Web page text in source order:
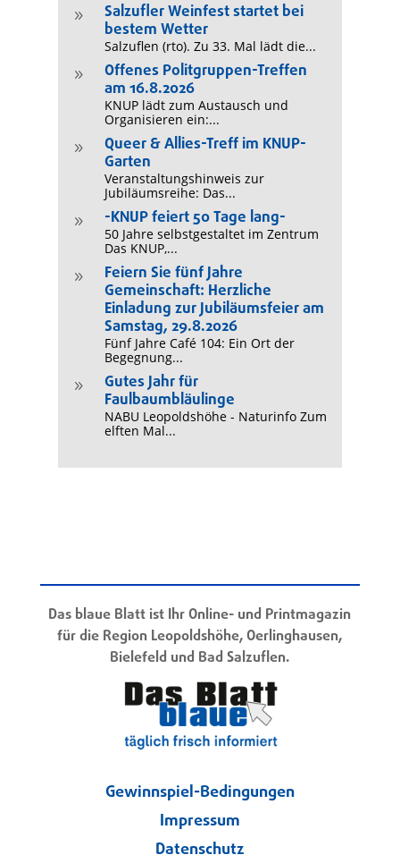
9
Salzufler Weinfest startet bei
bestem Wetter
Salzuflen (rto). Zu 33. Mal lädt die...
9
Offenes Politgruppen-Treffen
am 16.8.2026
KNUP lädt zum Austausch und
Organisieren ein:...
9
Queer & Allies-Treff im KNUP-
Garten
Veranstaltungshinweis zur
Jubiläumsreihe: Das...
9 -KNUP feiert 50 Tage lang-
50 Jahre selbstgestaltet im Zentrum
Das KNUP,...
9
Feiern Sie fünf Jahre
Gemeinschaft: Herzliche
Einladung zur Jubiläumsfeier am
Samstag, 29.8.2026
Fünf Jahre Café 104: Ein Ort der
Begegnung...
9
Gutes Jahr für
Faulbaumbläulinge
NABU Leopoldshöhe - Naturinfo Zum
elften Mal...
Das blaue Blatt ist Ihr Online- und Printmagazin
für die Region Leopoldshöhe, Oerlinghausen,
Bielefeld und Bad Salzuflen.
Gewinnspiel-Bedingungen
Impressum
Datenschutz